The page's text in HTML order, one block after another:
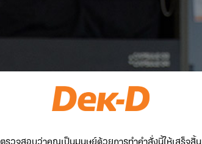
ตรวจสอบว่าคุณเป็นมนุษย์ด้วยการทำคำสั่งนี้ให้เสร็จสิ้น